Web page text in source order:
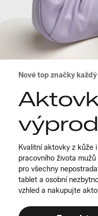
Nové top značky
Kvalitní aktovky z kůže
pracovního života
pro všechny
tablet a osobní
vzhled a nakupujte